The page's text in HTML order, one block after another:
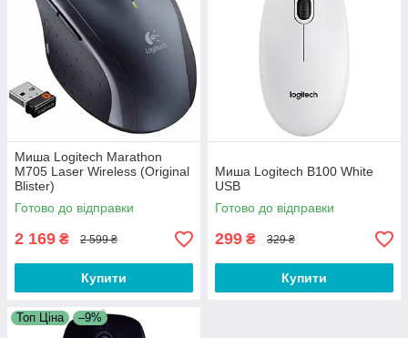
Миша Logitech Marathon
M705 Laser Wireless (Original
Blister)
Готово до відправки
2 169 ₴ 2 599 ₴
Купити
Миша Logitech B100 White
USB
Готово до відправки
299 ₴ 329 ₴
Купити
Топ Ціна –9%